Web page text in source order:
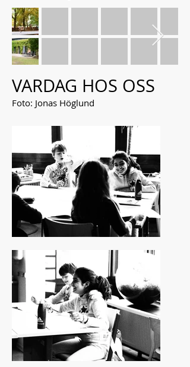
VARDAG HOS OSS
Foto: Jonas Höglund